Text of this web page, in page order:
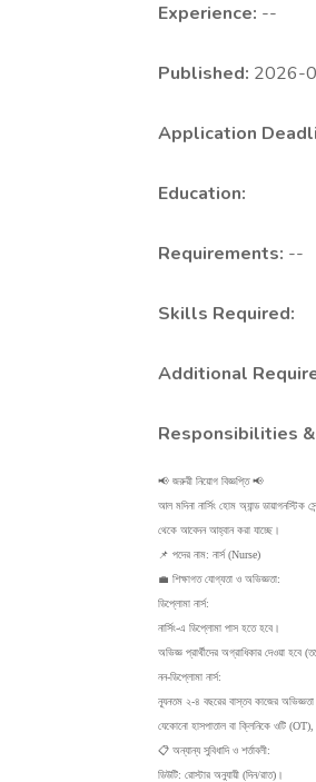
Experience: --
Published: 2026-
Application
Education:
Requirements: --
Skills Required:
Additional
Responsibilities
​📢 জরুরী নিয়োগ বিজ্ঞপ্তি 📢
​আল মদিনা নার্সিং হোম অ্যান্ড ডায়াগনস্টিক
থেকে আবেদন আহ্বান করা যাচ্ছে।
​📌 পদের নাম: নার্স (Nurse)
​💼 শিক্ষাগত যোগ্যতা ও অভিজ্ঞতা:
​ডিপ্লোমা নার্স:
​নার্সিং-এ ডিপ্লোমা পাস হতে হবে।
​অভিজ্ঞ প্রার্থীদের অগ্রাধিকার দেওয়া হবে
​নন-ডিপ্লোমা নার্স:
​ন্যূনতম ২-৪ বছরের বাস্তব কাজের
​যেকোনো হাসপাতাল বা ক্লিনিকে ওটি (OT),
​📋 অন্যান্য সুবিধাদি ও শর্তাবলী:
​ডিউটি: রোস্টার অনুযায়ী (দিন/রাত)।